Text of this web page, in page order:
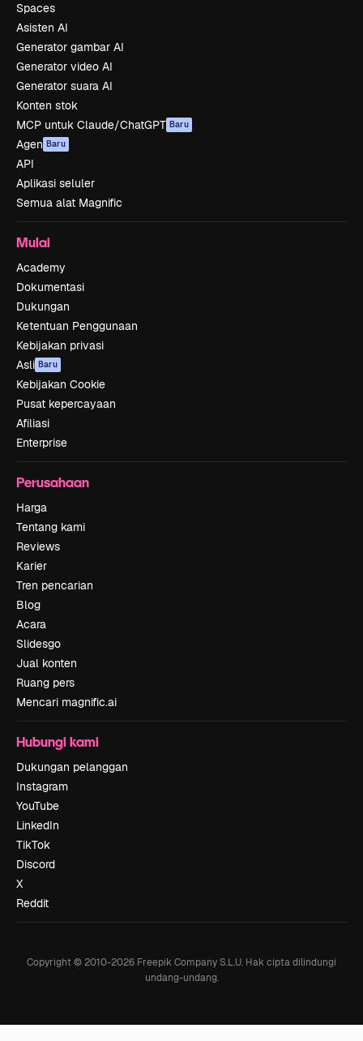
Spaces
Asisten AI
Generator gambar AI
Generator video AI
Generator suara AI
Konten stok
MCP untuk Claude/ChatGPT Baru
Agen Baru
API
Aplikasi seluler
Semua alat Magnific
Mulai
Academy
Dokumentasi
Dukungan
Ketentuan Penggunaan
Kebijakan privasi
Asli Baru
Kebijakan Cookie
Pusat kepercayaan
Afiliasi
Enterprise
Perusahaan
Harga
Tentang kami
Reviews
Karier
Tren pencarian
Blog
Acara
Slidesgo
Jual konten
Ruang pers
Mencari magnific.ai
Hubungi kami
Dukungan pelanggan
Instagram
YouTube
LinkedIn
TikTok
Discord
X
Reddit
Copyright © 2010-2026 Freepik Company S.L.U. Hak cipta dilindungi
undang-undang.